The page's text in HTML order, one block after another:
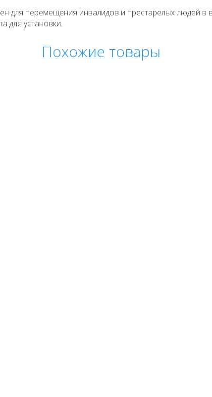
для перемещения инвалидов и престарелых людей в
для установки.
Похожие товары